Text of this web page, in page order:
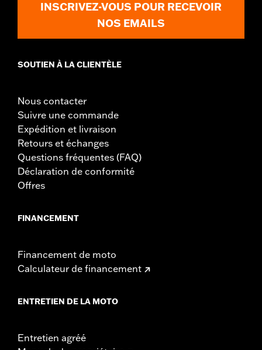
INSCRIVEZ-VOUS POUR RECEVOIR
NOS EMAILS
SOUTIEN À LA CLIENTÈLE
Nous contacter
Suivre une commande
Expédition et livraison
Retours et échanges
Questions fréquentes (FAQ)
Déclaration de conformité
Offres
FINANCEMENT
Financement de moto
Calculateur de financement
ENTRETIEN DE LA MOTO
Entretien agréé